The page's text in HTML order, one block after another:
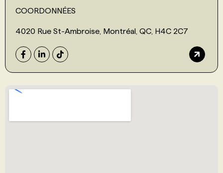
COORDONNÉES
4020 Rue St-Ambroise, Montréal, QC, H4C 2C7